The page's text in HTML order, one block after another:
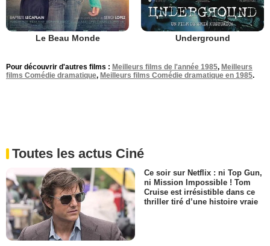
Le Beau Monde Underground
Pour découvrir d'autres films : Meilleurs films de l'année 1985, Meilleurs
films Comédie dramatique, Meilleurs films Comédie dramatique en 1985.
Toutes les actus Ciné
Ce soir sur Netflix : ni Top Gun,
ni Mission Impossible ! Tom
Cruise est irrésistible dans ce
thriller tiré d’une histoire vraie